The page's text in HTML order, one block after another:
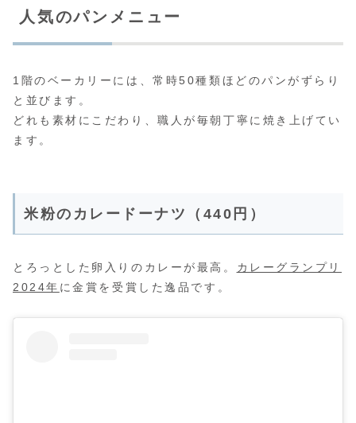
人気のパンメニュー
1階のベーカリーには、常時50種類ほどのパンがずらり
と並びます。
どれも素材にこだわり、職人が毎朝丁寧に焼き上げてい
ます。
米粉のカレードーナツ（440円）
とろっとした卵入りのカレーが最高。 カレーグランプリ
2024年 に金賞を受賞した逸品です。